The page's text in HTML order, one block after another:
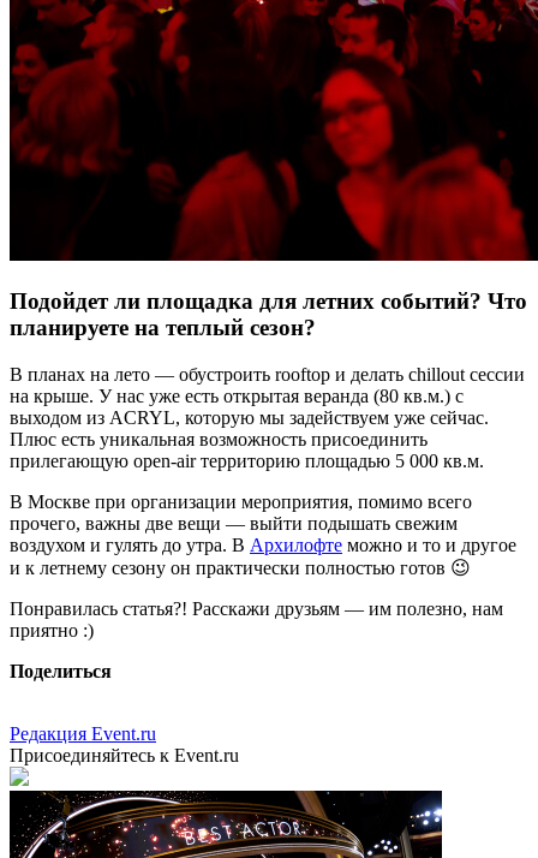
Подойдет ли площадка для летних событий? Что
планируете на теплый сезон?
В планах на лето — обустроить rooftop и делать chillout сессии
на крыше. У нас уже есть открытая веранда (80 кв.м.) с
выходом из ACRYL, которую мы задействуем уже сейчас.
Плюс есть уникальная возможность присоединить
прилегающую open-air территорию площадью 5 000 кв.м.
В Москве при организации мероприятия, помимо всего
прочего, важны две вещи — выйти подышать свежим
воздухом и гулять до утра. В Архилофте можно и то и другое
и к летнему сезону он практически полностью готов 😉
Понравилась статья?! Расскажи друзьям — им полезно, нам
приятно :)
Поделиться
Редакция Event.ru
Присоединяйтесь к Event.ru